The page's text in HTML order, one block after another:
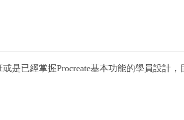
是已經掌握Procreate基本功能的學員設計